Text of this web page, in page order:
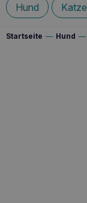
Hund Katze
Startseite — Hund —